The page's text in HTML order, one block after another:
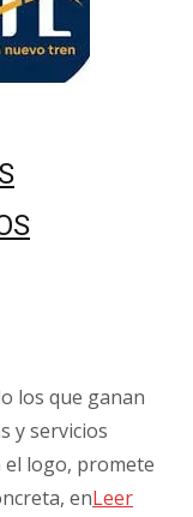
los que ganan
y servicios
el logo, promete
enLeer